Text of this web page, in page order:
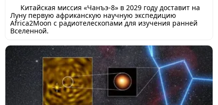
Китайская миссия «Чанъэ-8» в 2029 году доставит на
Луну первую африканскую научную экспедицию
Africa2Moon с радиотелескопами для изучения ранней
Вселенной.